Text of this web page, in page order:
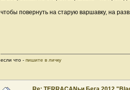
чтобы повернуть на старую варшавку, на
если что - пишите в личку